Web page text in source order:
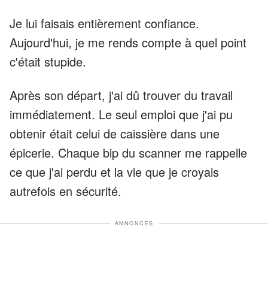
Je lui faisais entièrement confiance.
Aujourd'hui, je me rends compte à quel point
c'était stupide.
Après son départ, j'ai dû trouver du travail
immédiatement. Le seul emploi que j'ai pu
obtenir était celui de caissière dans une
épicerie. Chaque bip du scanner me rappelle
ce que j'ai perdu et la vie que je croyais
autrefois en sécurité.
ANNONCES